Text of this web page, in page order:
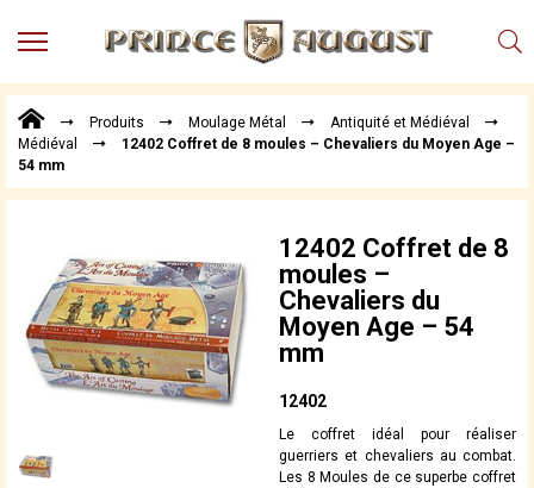
MENU
Points
de
Conseil
Téléchargements
Techniques,
trucs et
astuces
Produits Moulage Métal
Antiquité et Médiéval
Médiéval
12402 Coffret de 8 moules – Chevaliers du Moyen Age –
54 mm
12402 Coffret de 8
moules –
Chevaliers du
Moyen Age – 54
mm
12402
Le coffret idéal pour réaliser
guerriers et chevaliers au combat.
Les 8 Moules de ce superbe coffret